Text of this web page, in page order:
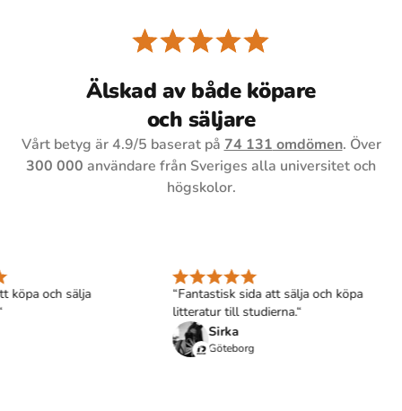
Älskad av både köpare
och säljare
Vårt betyg är4.9/5 baserat på 74 131omdömen. Över
300 000 användare från Sveriges alla universitet och
högskolor.
och sälja
“Fantastisk sida att sälja och köpa
litteratur till studierna.“
Sirka
Göteborg